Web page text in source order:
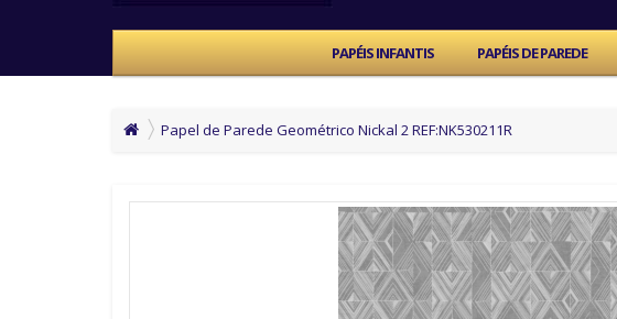
PAPÉIS INFANTIS PAPÉIS DE PAREDE
Papel de Parede Geométrico Nickal 2 REF:NK530211R